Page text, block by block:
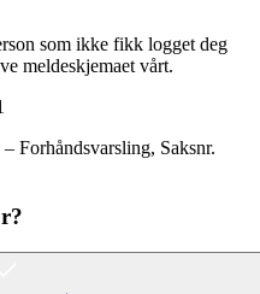
som ikke fikk logget deg
meldeskjemaet vårt.
– Forhåndsvarsling, Saksnr.